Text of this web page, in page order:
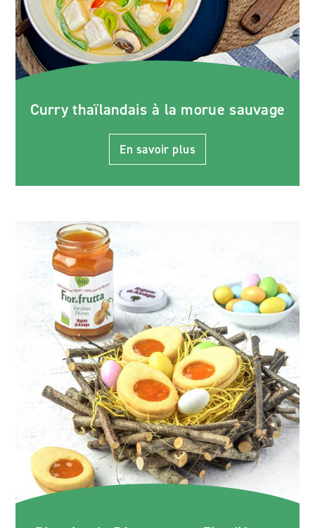
Curry thaïlandais à la morue sauvage
En savoir plus